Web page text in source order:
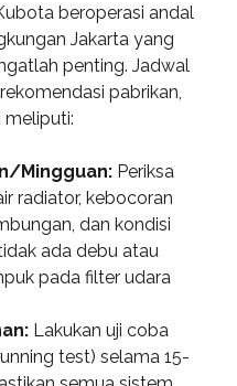
beroperasi andal
Jakarta yang
penting. Jadwal
pabrikan,
meliputi:
Mingguan: Periksa
radiator, kebocoran
dan kondisi
ada debu atau
pada filter udara
Lakukan uji coba
test) selama 15-